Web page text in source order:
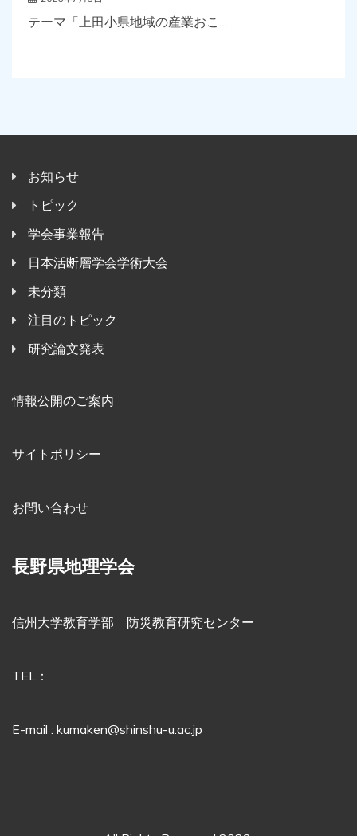
テーマ「上田小県地域の産業おこ…
お知らせ
トピック
学会事業報告
日本活断層学会学術大会
未分類
注目のトピック
研究論文発表
情報公開のご案内
サイトポリシー
お問い合わせ
長野県地理学会
信州大学教育学部 防災教育研究センター
TEL：
E-mail : kumaken@shinshu-u.ac.jp